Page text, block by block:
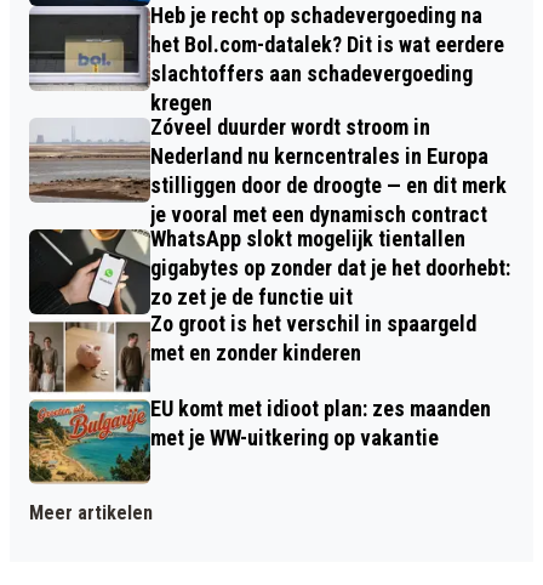
Heb je recht op schadevergoeding na
het Bol.com-datalek? Dit is wat eerdere
slachtoffers aan schadevergoeding
kregen
Zóveel duurder wordt stroom in
Nederland nu kerncentrales in Europa
stilliggen door de droogte — en dit merk
je vooral met een dynamisch contract
WhatsApp slokt mogelijk tientallen
gigabytes op zonder dat je het doorhebt:
zo zet je de functie uit
Zo groot is het verschil in spaargeld
met en zonder kinderen
EU komt met idioot plan: zes maanden
met je WW-uitkering op vakantie
Meer artikelen